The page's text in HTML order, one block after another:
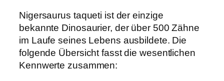
Nigersaurus taqueti ist der einzige
bekannte Dinosaurier, der über 500 Zähne
im Laufe seines Lebens ausbildete. Die
folgende Übersicht fasst die wesentlichen
Kennwerte zusammen: